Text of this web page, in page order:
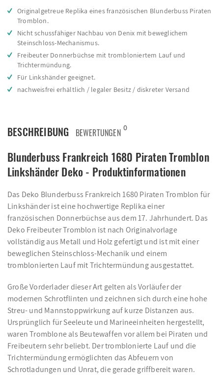
Originalgetreue Replika eines französischen Blunderbuss Piraten
Tromblon.
Nicht schussfähiger Nachbau von Denix mit beweglichem
Steinschloss-Mechanismus.
Freibeuter Donnerbüchse mit trombloniertem Lauf und
Trichtermündung.
Für Linkshänder geeignet.
nachweisfrei erhältlich / legaler Besitz / diskreter Versand
BESCHREIBUNG BEWERTUNGEN 0
Blunderbuss Frankreich 1680 Piraten Tromblon
Linkshänder Deko - Produktinformationen
Das Deko Blunderbuss Frankreich 1680 Piraten Tromblon für
Linkshänder ist eine hochwertige Replika einer
französischen Donnerbüchse aus dem 17. Jahrhundert. Das
Deko Freibeuter Tromblon ist nach Originalvorlage
vollständig aus Metall und Holz gefertigt und ist mit einer
beweglichen Steinschloss-Mechanik und einem
tromblonierten Lauf mit Trichtermündung ausgestattet.
Große Vorderlader dieser Art gelten als Vorläufer der
modernen Schrotflinten und zeichnen sich durch eine hohe
Streu- und Mannstoppwirkung auf kurze Distanzen aus.
Ursprünglich für Seeleute und Marineeinheiten hergestellt,
waren Tromblone als Beutewaffen vor allem bei Piraten und
Freibeutern sehr beliebt. Der tromblonierte Lauf und die
Trichtermündung ermöglichten das Abfeuern von
Schrotladungen und Unrat, die gerade griffbereit waren.